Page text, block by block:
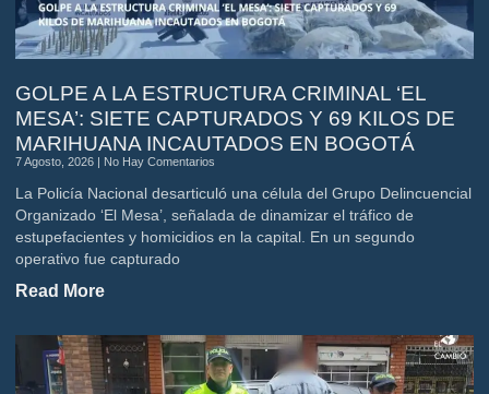
GOLPE A LA ESTRUCTURA CRIMINAL ‘EL
MESA’: SIETE CAPTURADOS Y 69 KILOS DE
MARIHUANA INCAUTADOS EN BOGOTÁ
7 Agosto, 2026 No Hay Comentarios
La Policía Nacional desarticuló una célula del Grupo Delincuencial
Organizado ‘El Mesa’, señalada de dinamizar el tráfico de
estupefacientes y homicidios en la capital. En un segundo
operativo fue capturado
Read More